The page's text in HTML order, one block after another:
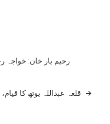
رحیم یار خان: خواجہ
قلعہ عبداللہ یوتھ کا